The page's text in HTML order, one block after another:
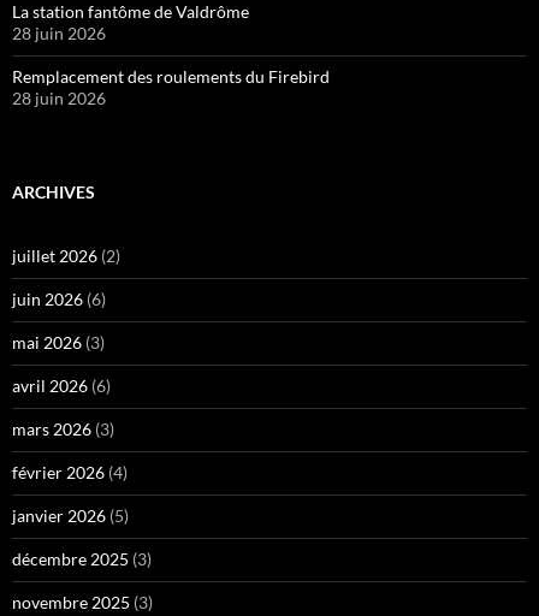
La station fantôme de Valdrôme
28 juin 2026
Remplacement des roulements du Firebird
28 juin 2026
ARCHIVES
juillet 2026 (2)
juin 2026 (6)
mai 2026 (3)
avril 2026 (6)
mars 2026 (3)
février 2026 (4)
janvier 2026 (5)
décembre 2025 (3)
novembre 2025 (3)